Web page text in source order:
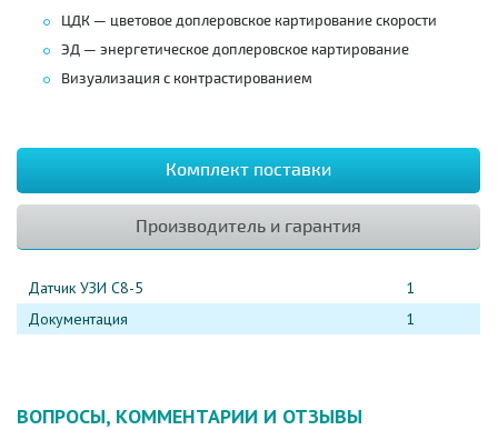
ЦДК — цветовое доплеровское картирование скорости
ЭД — энергетическое доплеровское картирование
Визуализация с контрастированием
Комплект поставки
Производитель и гарантия
Датчик УЗИ C8-5
1
Документация
1
ВОПРОСЫ, КОММЕНТАРИИ И ОТЗЫВЫ